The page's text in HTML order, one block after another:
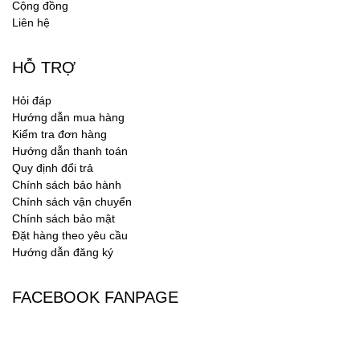
Cộng đồng
Liên hệ
HỖ TRỢ
Hỏi đáp
Hướng dẫn mua hàng
Kiểm tra đơn hàng
Hướng dẫn thanh toán
Quy định đổi trả
Chính sách bảo hành
Chính sách vận chuyển
Chính sách bảo mật
Đặt hàng theo yêu cầu
Hướng dẫn đăng ký
FACEBOOK FANPAGE